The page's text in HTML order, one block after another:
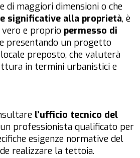
maggiori dimensioni o che
significative alla proprietà, è
e proprio permesso di
presentando un progetto
preposto, che valuterà
in termini urbanistici e
l’ufficio tecnico del
professionista qualificato per
esigenze normative del
realizzare la tettoia.